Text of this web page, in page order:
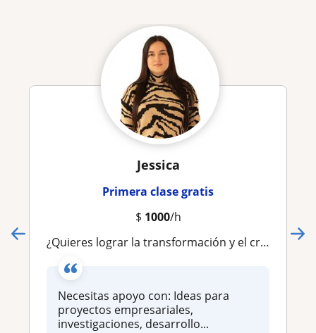
Jessica
Primera clase gratis
$ 1000/h
¿Quieres lograr la transformación y el crecimiento de tu negocio?
Necesitas apoyo con: Ideas para
proyectos empresariales,
investigaciones, desarrollo...